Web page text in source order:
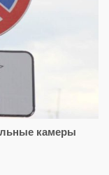
камеры